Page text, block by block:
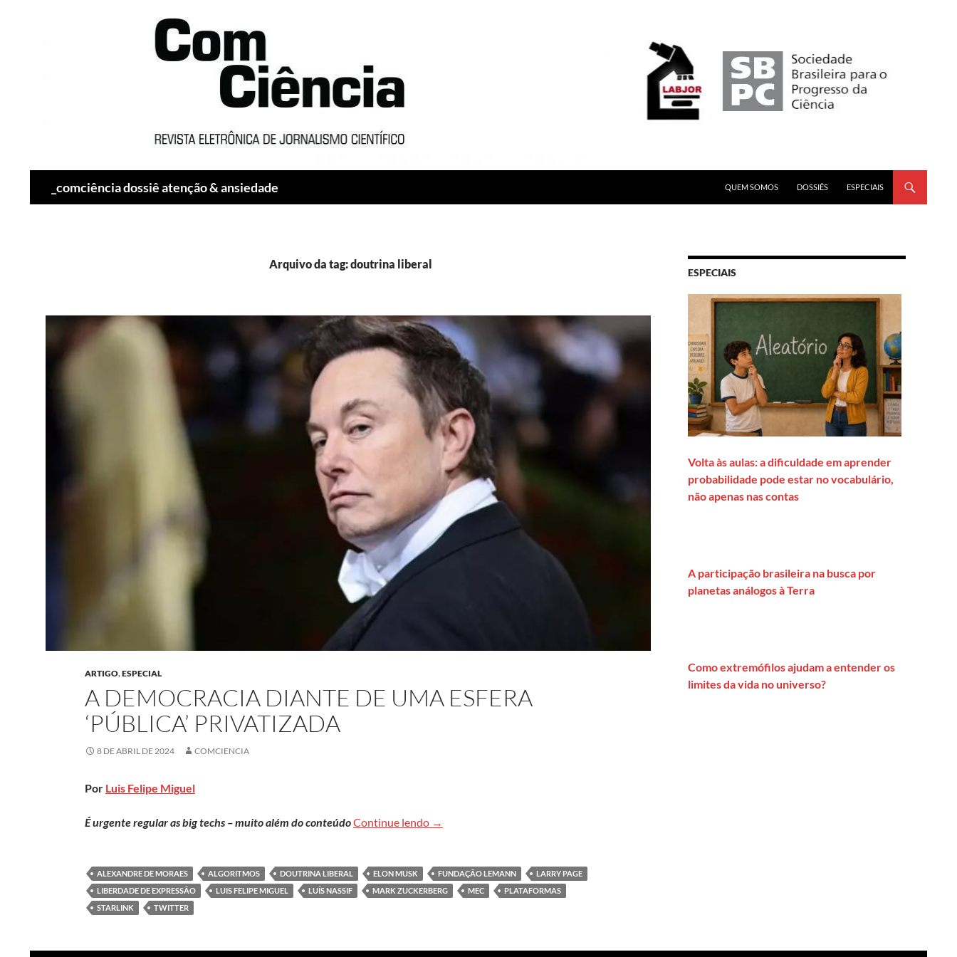
_comciência dossiê atenção & ansiedade
QUEM SOMOS
DOSSIÊS ESPECIAIS
Arquivo da tag: doutrina liberal
ARTIGO,ESPECIAL
A DEMOCRACIA DIANTE DE UMA ESFERA
‘PÚBLICA’ PRIVATIZADA
8 DE ABRIL DE 2024 COMCIENCIA
Por Luis Felipe Miguel
É urgente regular as big techs – muito além do conteúdoContinue lendo A democracia diante de uma esfera ‘pública’ privatizada
→
ALEXANDRE DE MORAES ALGORITMOS DOUTRINA LIBERAL ELON MUSK FUNDAÇÃO LEMANN
LARRY PAGE
LIBERDADE DE EXPRESSÃO
LUIS FELIPE MIGUEL LUÍS NASSIF MARK ZUCKERBERG MEC
PLATAFORMAS
STARLINK
TWITTER
ESPECIAIS
Volta às aulas: a dificuldade em aprender
probabilidade pode estar no vocabulário,
não apenas nas contas
A participação brasileira na busca por
planetas análogos à Terra
Como extremófilos ajudam a entender os
limites da vida no universo?